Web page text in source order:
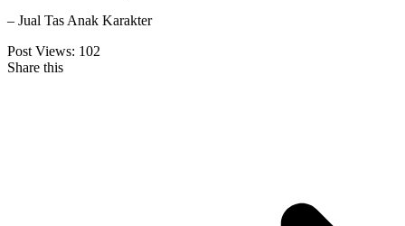
– Jual Tas Anak Karakter
Post Views: 102
Share this